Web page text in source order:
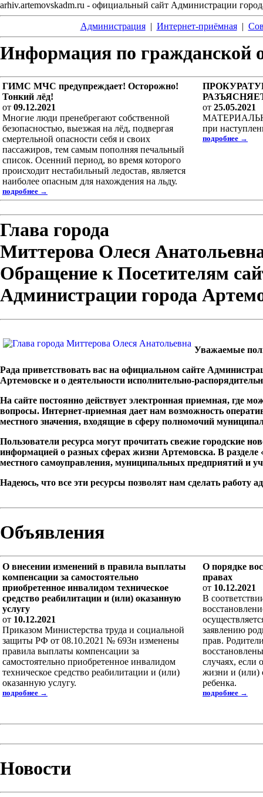
arhiv.artemovskadm.ru - официальный сайт Администрации
Администрация| Интернет-приёмная|
Информация по гражданской
ГИМС МЧС предупреждает! Осторожно!
Тонкий лёд!
от 09.12.2021
Многие люди пренебрегают собственной
безопасностью, выезжая на лёд, подвергая
смертельной опасности себя и своих
пассажиров, тем самым пополняя печальный
список. Осенний период, во время которого
происходит нестабильный ледостав, является
наиболее опасным для нахождения на льду.
подробнее →
от 25.05.2021
при
подробнее →
Глава города
Миттерова Олеся
Обращение к Посетителям
Администрации города
Уважаемые
Рада приветствовать вас на официальном сайте
Артемовске и о деятельности исполнительно-
На сайте постоянно действует электронная приемная, где
вопросы. Интернет-приемная дает нам возможность
местного значения, входящие в сферу полномочий
Пользователи ресурса могут прочитать свежие городские
информацией о разных сферах жизни Артемовска. В
местного самоуправления, муниципальных предприятий и
Надеюсь, что все эти ресурсы позволят нам сделать работу
Объявления
О внесении изменений в правила выплаты
компенсации за самостоятельно
приобретенное инвалидом техническое
средство реабилитации и (или) оказанную
услугу
от 10.12.2021
Приказом Министерства труда и социальной
защиты РФ от 08.10.2021 № 693н изменены
правила выплаты компенсации за
самостоятельно приобретенное инвалидом
техническое средство реабилитации и (или)
оказанную услугу.
подробнее →
О порядке
правах
от 10.12.2021
В
заявлению
прав.
случаях, если
жизни и (или)
ребенка.
подробнее →
Новости